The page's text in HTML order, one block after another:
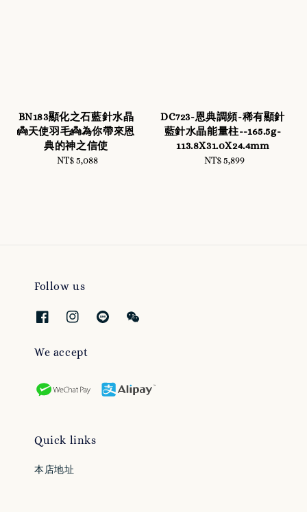
BN183顯化之石藍針水晶
👼天使羽毛👼為你帶來恩
典的神之信使
Regular
NT$ 5,088
DC723-恩典調頻-稀有顯針
藍針水晶能量柱--165.5g-
113.8X31.0X24.4mm
Regular
NT$ 5,899
Follow us
We accept
Quick links
本店地址